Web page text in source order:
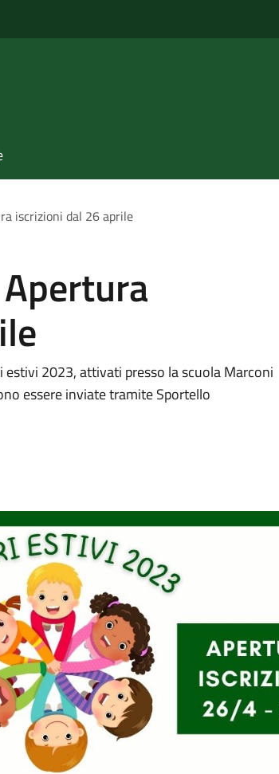
iscrizioni dal 26 aprile
2023, attivati presso la scuola Marconi
essere inviate tramite Sportello